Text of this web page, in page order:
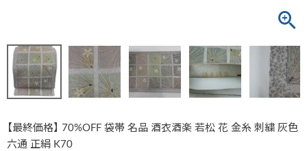
【最終価格】 70%OFF 袋帯 名品 酒衣酒楽 若松 花 金糸 刺繍 灰色
六通 正絹 K70